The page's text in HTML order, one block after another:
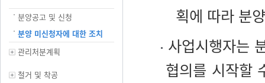
분양공고 및 신청
분양 미신청자에 대한 조치
관리처분계획
철거 및 착공
획에 따라 분
사업시행자는
협의를 시작할